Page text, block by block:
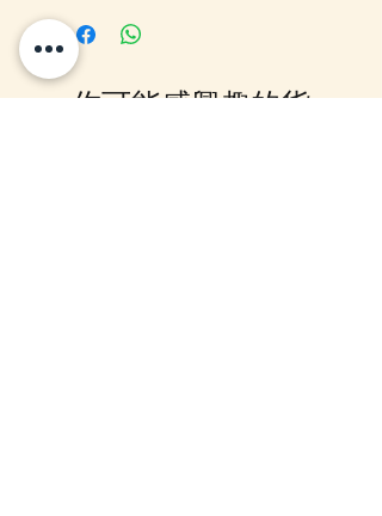
Out 購買, 如系統顯示為"無庫
存"或 未能放入購物車時, 可以
Facebook PM 或 Whatsapp 我們
你可能感興趣的貨